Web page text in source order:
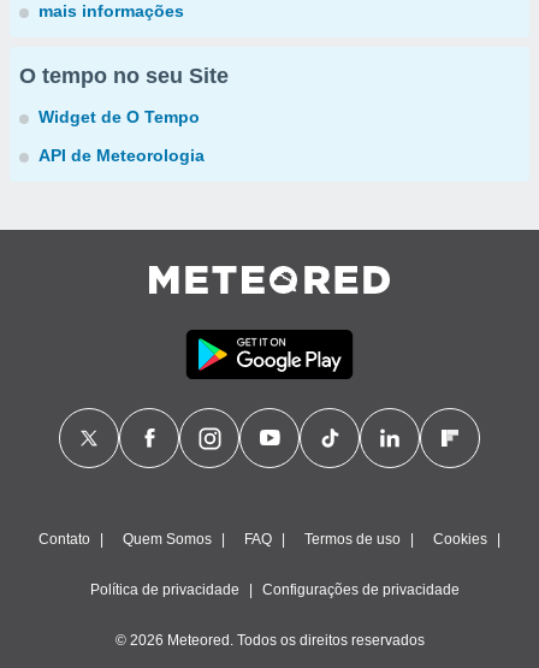
mais informações
O tempo no seu Site
Widget de O Tempo
API de Meteorologia
Contato Quem Somos FAQ Termos de uso Cookies
Política de privacidade Configurações de privacidade
© 2026 Meteored. Todos os direitos reservados